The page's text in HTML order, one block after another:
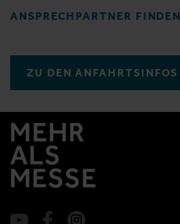
ANSPRECHPARTNER FINDEN
ZU DEN ANFAHRTSINFOS